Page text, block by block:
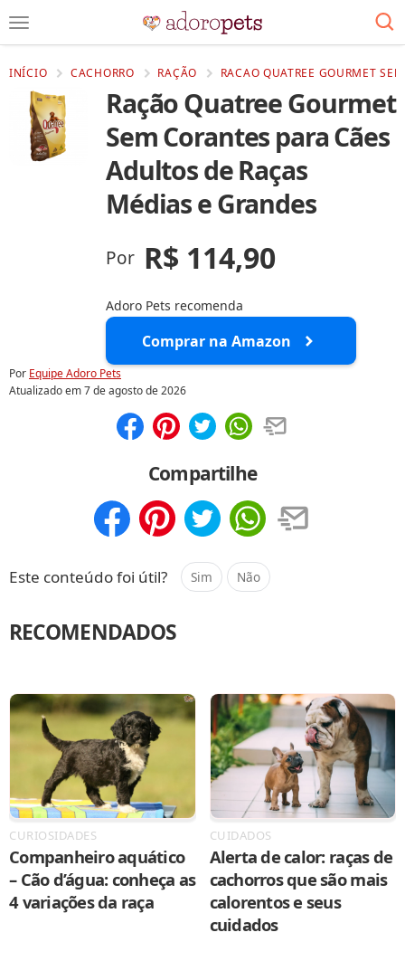
INÍCIO CACHORRO RAÇÃO RACAO QUATREE GOURMET
Ração Quatree Gourmet
Sem Corantes para Cães
Adultos de Raças
Médias e Grandes
Por R$ 114,90
Adoro Pets recomenda
Comprar na Amazon
Por Equipe Adoro Pets
Atualizado em7 de agosto de 2026
Compartilhe
Este conteúdo foi útil? Sim Não
RECOMENDADOS
CURIOSIDADES
Companheiro aquático
– Cão d’água: conheça as
4 variações da raça
CUIDADOS
Alerta de calor: raças de
cachorros que são mais
calorentos e seus
cuidados